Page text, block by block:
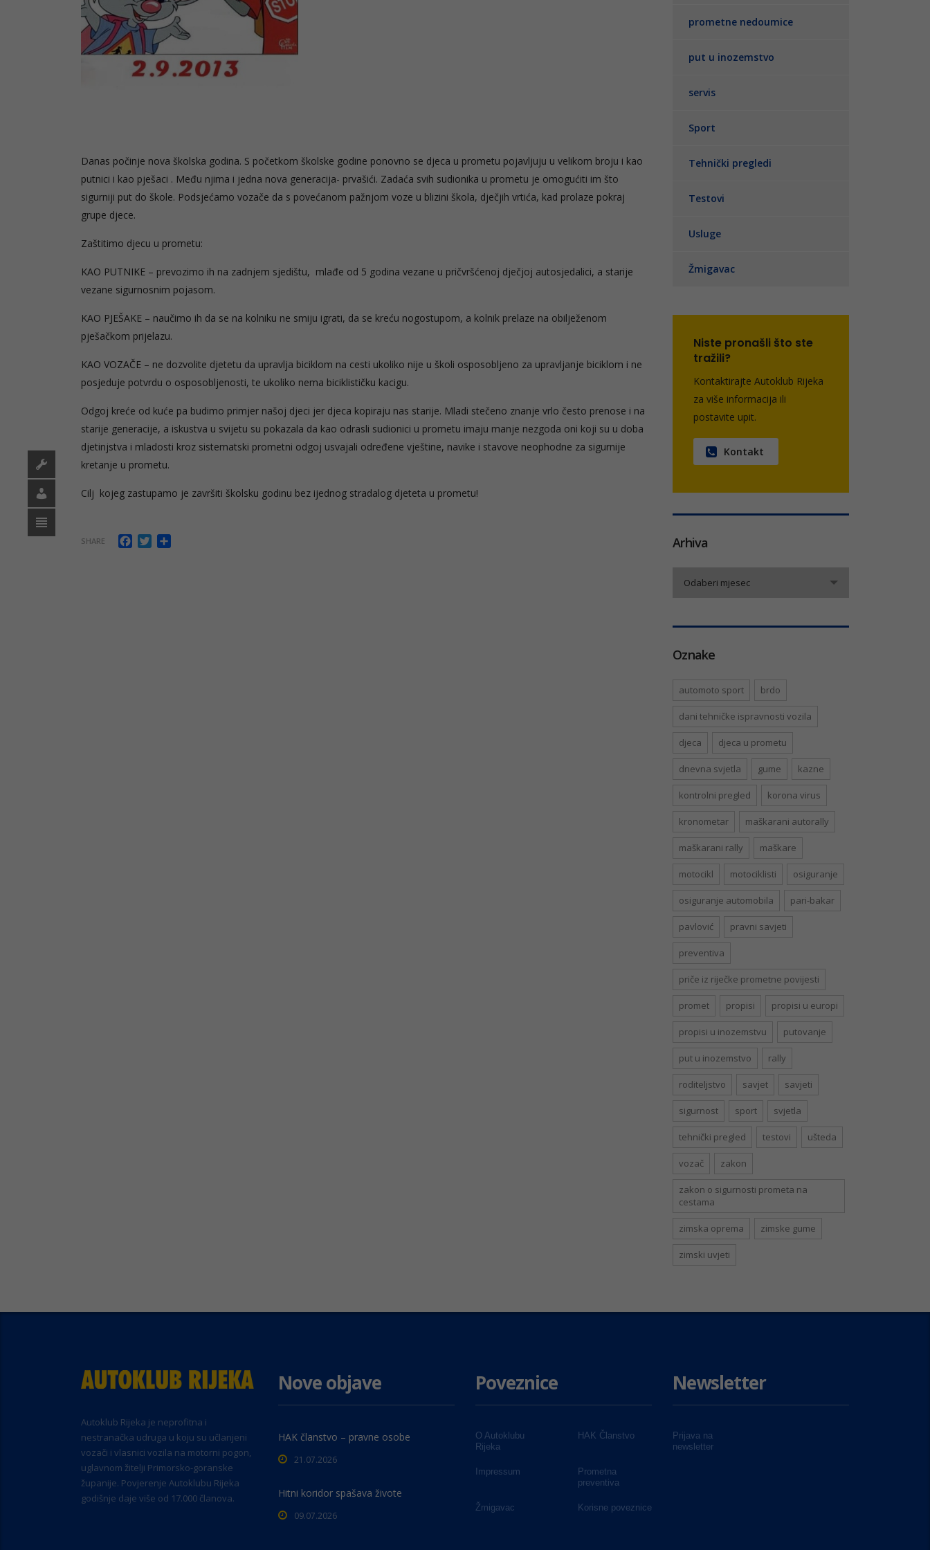
Danas počinje nova školska godina. S početkom školske godine ponovno se djeca u prometu pojavljuju u velikom broju i kao
putnici i kao pješaci . Među njima i jedna nova generacija- prvašići. Zadaća svih sudionika u prometu je omogućiti im što
sigurniji put do škole. Podsjećamo vozače da s povećanom pažnjom voze u blizini škola, dječjih vrtića, kad prolaze pokraj
grupe djece.
Zaštitimo djecu u prometu:
KAO PUTNIKE – prevozimo ih na zadnjem sjedištu, mlađe od 5 godina vezane u pričvršćenoj dječjoj autosjedalici, a starije
vezane sigurnosnim pojasom.
KAO PJEŠAKE – naučimo ih da se na kolniku ne smiju igrati, da se kreću nogostupom, a kolnik prelaze na obilježenom
pješačkom prijelazu.
KAO VOZAČE – ne dozvolite djetetu da upravlja biciklom na cesti ukoliko nije u školi osposobljeno za upravljanje biciklom i ne
posjeduje potvrdu o osposobljenosti, te ukoliko nema biciklističku kacigu.
Odgoj kreće od kuće pa budimo primjer našoj djeci jer djeca kopiraju nas starije. Mladi stečeno znanje vrlo često prenose i na
starije generacije, a iskustva u svijetu su pokazala da kao odrasli sudionici u prometu imaju manje nezgoda oni koji su u doba
djetinjstva i mladosti kroz sistematski prometni odgoj usvajali određene vještine, navike i stavove neophodne za sigurnije
kretanje u prometu.
Cilj kojeg zastupamo je završiti školsku godinu bez ijednog stradalog djeteta u prometu!
SHARE Facebook
Twitter
prometne nedoumice
put u inozemstvo
servis
Sport
Tehnički pregledi
Testovi
Usluge
Žmigavac
Niste pronašli što ste
tražili?
Kontaktirajte Autoklub Rijeka
za više informacija ili
postavite upit.
Kontakt
Arhiva
Odaberi mjesec
Oznake
automoto sport brdo
dani tehničke ispravnosti vozila
djeca djeca u prometu
dnevna svjetla gume kazne
kontrolni pregled korona virus
kronometar maškarani autorally
maškarani rally maškare
motocikl motociklisti osiguranje
osiguranje automobila pari-bakar
pavlović pravni savjeti
preventiva
priče iz riječke prometne povijesti
promet propisi propisi u europi
propisi u inozemstvu putovanje
put u inozemstvo rally
roditeljstvo savjet savjeti
sigurnost sport svjetla
tehnički pregled testovi ušteda
vozač zakon
zakon o sigurnosti prometa na
cestama
zimska oprema zimske gume
zimski uvjeti
Autoklub Rijeka je neprofitna i
nestranačka udruga u koju su učlanjeni
vozači i vlasnici vozila na motorni pogon,
uglavnom žitelji Primorsko-goranske
županije. Povjerenje Autoklubu Rijeka
godišnje daje više od 17.000 članova.
Nove objave
HAK članstvo – pravne osobe
21.07.2026
Hitni koridor spašava živote
09.07.2026
Poveznice
O Autoklubu
Rijeka
HAK Članstvo
Impressum
Prometna
preventiva
Žmigavac Korisne poveznice
Newsletter
Prijava na
newsletter